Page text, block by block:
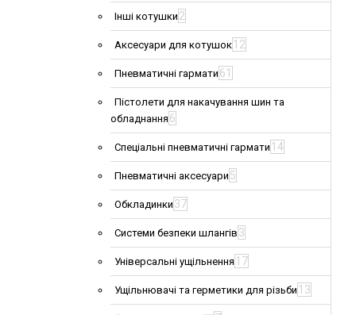
Інші котушки 2
Аксесуари для котушок 12
Пневматичні гармати 61
Пістолети для накачування шин та
обладнання 6
Спеціальні пневматичні гармати 14
Пневматичні аксесуари 5
Обкладинки 37
Системи безпеки шлангів 3
Універсальні ущільнення 17
Ущільнювачі та герметики для різьби 13